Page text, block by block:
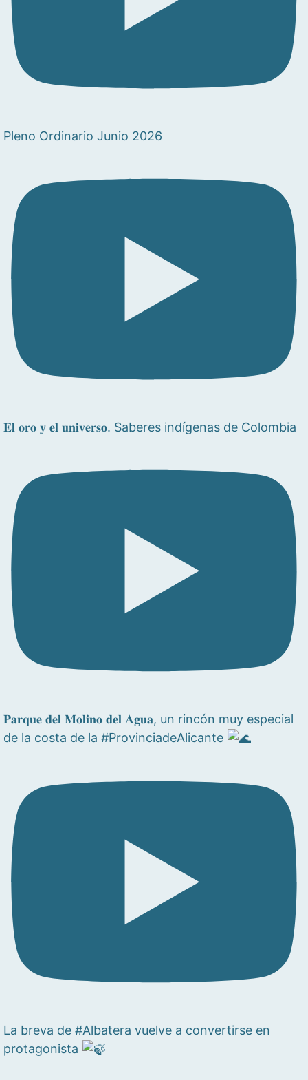
Pleno Ordinario Junio 2026
𝐄𝐥 𝐨𝐫𝐨 𝐲 𝐞𝐥 𝐮𝐧𝐢𝐯𝐞𝐫𝐬𝐨. Saberes indígenas de Colombia
𝐏𝐚𝐫𝐪𝐮𝐞 𝐝𝐞𝐥 𝐌𝐨𝐥𝐢𝐧𝐨 𝐝𝐞𝐥 𝐀𝐠𝐮𝐚, un rincón muy especial
de la costa de la #ProvinciadeAlicante
La breva de #Albatera vuelve a convertirse en
protagonista